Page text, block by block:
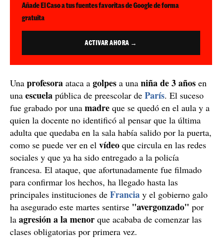
Añade El Caso a tus fuentes favoritas de Google de forma
gratuita
ACTIVAR AHORA →
Una profesora ataca a golpes a una niña de 3 años en
una escuela pública de preescolar de París. El suceso
fue grabado por una madre que se quedó en el aula y a
quien la docente no identificó al pensar que la última
adulta que quedaba en la sala había salido por la puerta,
como se puede ver en el vídeo que circula en las redes
sociales y que ya ha sido entregado a la policía
francesa. El ataque, que afortunadamente fue filmado
para confirmar los hechos, ha llegado hasta las
principales instituciones de Francia y el gobierno galo
ha asegurado este martes sentirse "avergonzado" por
la agresión a la menor que acababa de comenzar las
clases obligatorias por primera vez.